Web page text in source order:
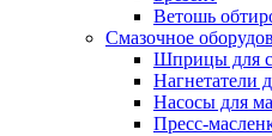
Ветошь
Смазочное
Шприцы для
Нагнетатели
Насосы для
Пресс-